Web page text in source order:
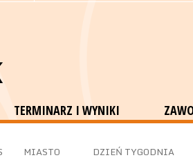
TERMINARZ I WYNIKI
MIASTO DZIEŃ TYGODNIA